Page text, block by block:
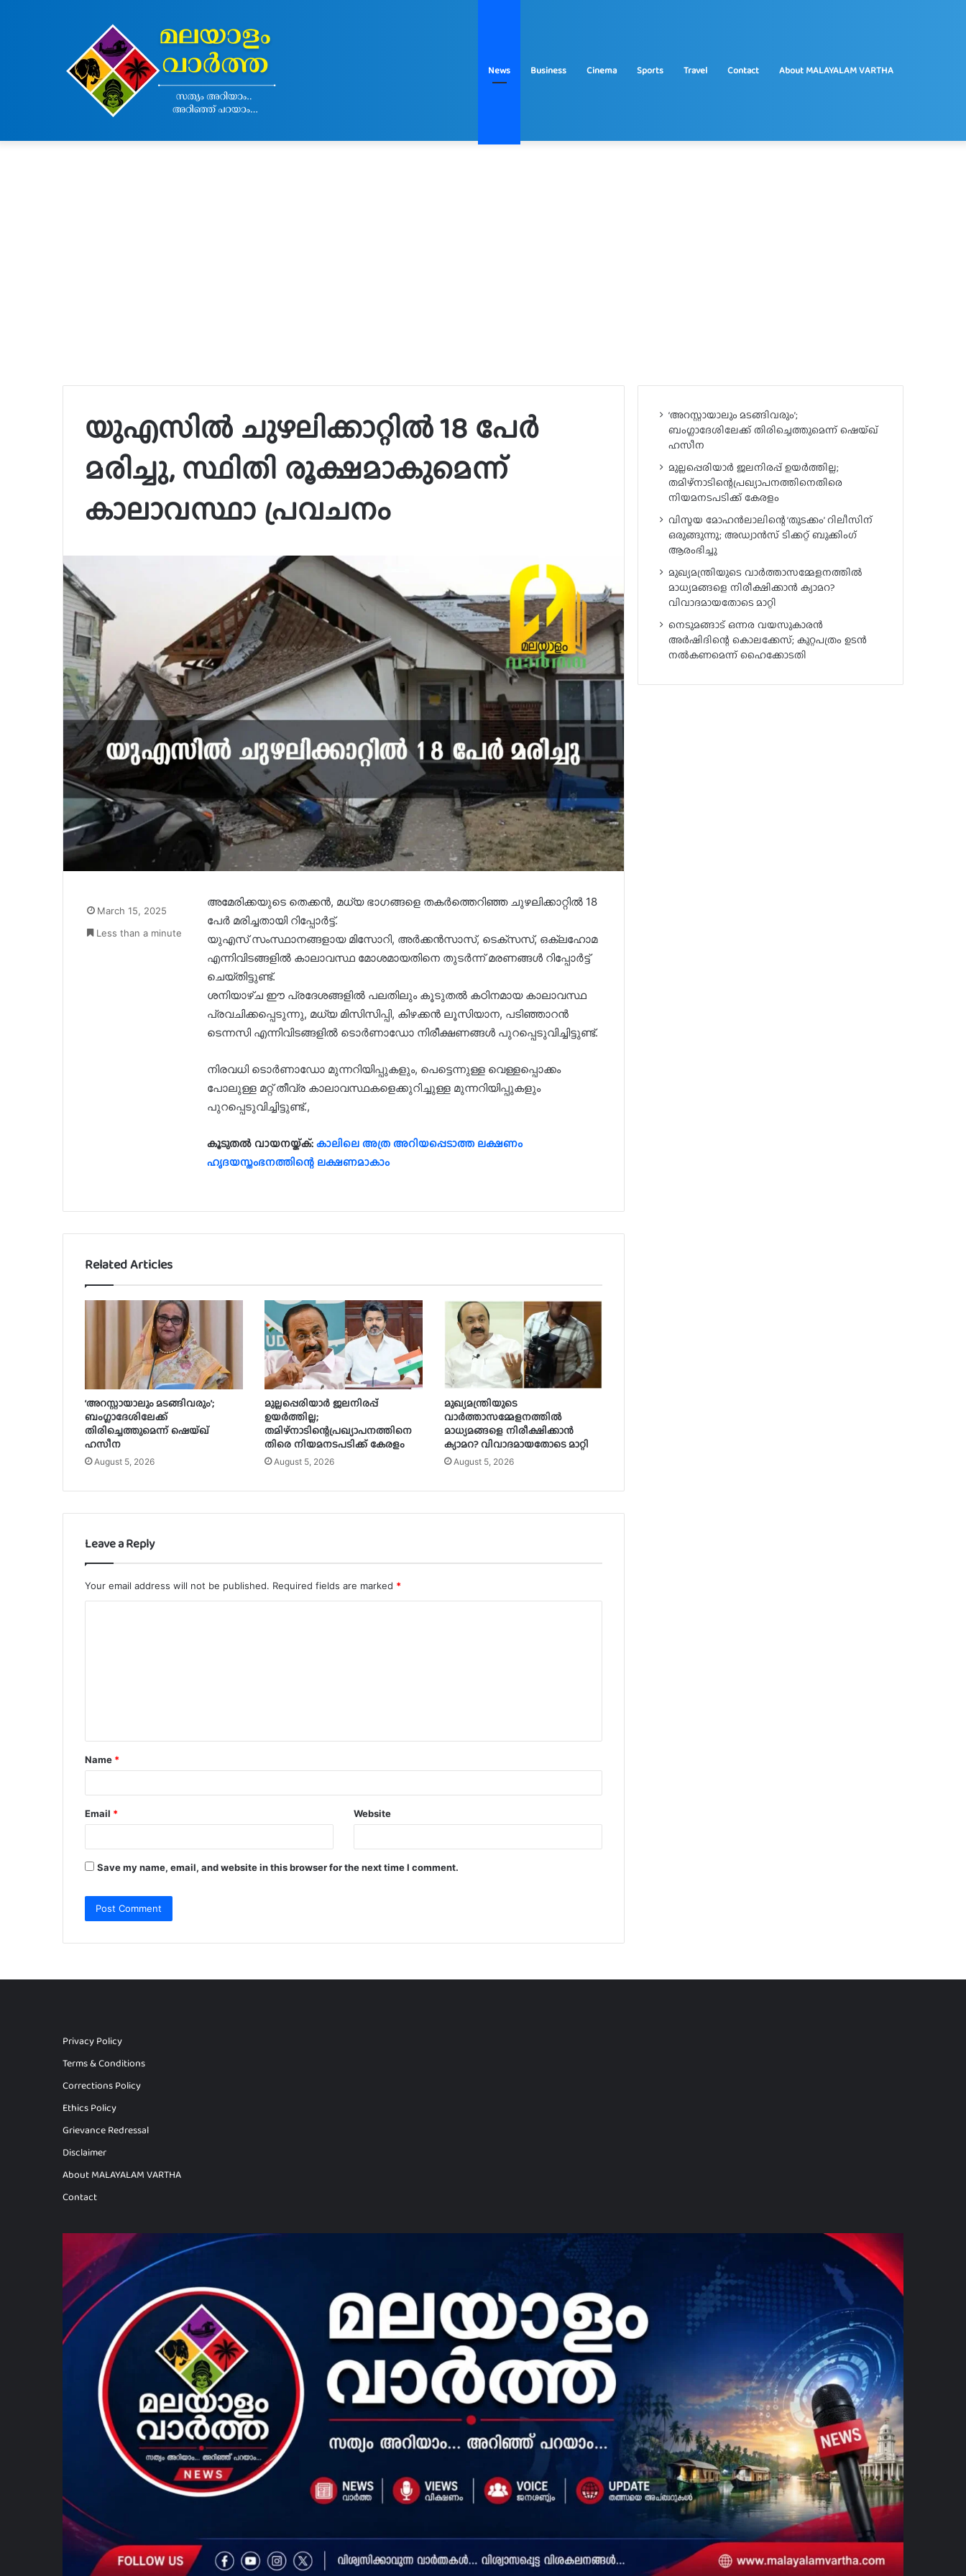
News Business Cinema Sports Travel Contact About MALAYALAM VARTHA
യുഎസില്‍ ചുഴലിക്കാറ്റില്‍ 18 പേര്‍
മരിച്ചു, സ്ഥിതി രൂക്ഷമാകുമെന്ന്
കാലാവസ്ഥാ പ്രവചനം
അമേരിക്കയുടെ തെക്കന്‍, മധ്യ ഭാഗങ്ങളെ തകര്‍ത്തെറിഞ്ഞ ചുഴലിക്കാറ്റില്‍ 18
പേര്‍ മരിച്ചതായി റിപ്പോര്‍ട്ട്.
യുഎസ് സംസ്ഥാനങ്ങളായ മിസോറി, അര്‍ക്കന്‍സാസ്, ടെക്‌സസ്, ഒക്ലഹോമ
എന്നിവിടങ്ങളില്‍ കാലാവസ്ഥ മോശമായതിനെ തുടര്‍ന്ന് മരണങ്ങള്‍ റിപ്പോര്‍ട്ട്
ചെയ്തിട്ടുണ്ട്.
ശനിയാഴ്ച ഈ പ്രദേശങ്ങളില്‍ പലതിലും കൂടുതല്‍ കഠിനമായ കാലാവസ്ഥ
പ്രവചിക്കപ്പെടുന്നു, മധ്യ മിസിസിപ്പി, കിഴക്കന്‍ ലൂസിയാന, പടിഞ്ഞാറന്‍
ടെന്നസി എന്നിവിടങ്ങളില്‍ ടൊര്‍ണാഡോ നിരീക്ഷണങ്ങള്‍ പുറപ്പെടുവിച്ചിട്ടുണ്ട്.
നിരവധി ടൊര്‍ണാഡോ മുന്നറിയിപ്പുകളും, പെട്ടെന്നുള്ള വെള്ളപ്പൊക്കം
പോലുള്ള മറ്റ് തീവ്ര കാലാവസ്ഥകളെക്കുറിച്ചുള്ള മുന്നറിയിപ്പുകളും
പുറപ്പെടുവിച്ചിട്ടുണ്ട്.,
കൂടുതല്‍ വായനയ്ക്ക്:കാലിലെ അത്ര അറിയപ്പെടാത്ത ലക്ഷണം
ഹൃദയസ്തംഭനത്തിന്റെ ലക്ഷണമാകാം
March 15, 2025
Less than a minute
Related Articles
‘അറസ്റ്റായാലും മടങ്ങിവരും’;
ബംഗ്ലാദേശിലേക്ക്
തിരിച്ചെത്തുമെന്ന് ഷെയ്ഖ്
ഹസീന
August 5, 2026
മുല്ലപ്പെരിയാർ ജലനിരപ്പ്
ഉയർത്തില്ല;
തമിഴ്‌നാടിന്റെപ്രഖ്യാപനത്തിനെ
തിരെ നിയമനടപടിക്ക് കേരളം
August 5, 2026
മുഖ്യമന്ത്രിയുടെ
വാർത്താസമ്മേളനത്തിൽ
മാധ്യമങ്ങളെ നിരീക്ഷിക്കാൻ
ക്യാമറ? വിവാദമായതോടെ മാറ്റി
August 5, 2026
Leave a Reply
Your email address will not be published. Required fields are marked *
t
*
Name *
Email * Website
Save my name, email, and website in this browser for the next time I comment.
‘അറസ്റ്റായാലും മടങ്ങിവരും’;
ബംഗ്ലാദേശിലേക്ക് തിരിച്ചെത്തുമെന്ന് ഷെയ്ഖ്
ഹസീന
മുല്ലപ്പെരിയാർ ജലനിരപ്പ് ഉയർത്തില്ല;
തമിഴ്‌നാടിന്റെപ്രഖ്യാപനത്തിനെതിരെ
നിയമനടപടിക്ക് കേരളം
വിസ്മയ മോഹൻലാലിന്റെ ‘തുടക്കം’ റിലീസിന്
ഒരുങ്ങുന്നു; അഡ്വാൻസ് ടിക്കറ്റ് ബുക്കിംഗ്
ആരംഭിച്ചു
മുഖ്യമന്ത്രിയുടെ വാർത്താസമ്മേളനത്തിൽ
മാധ്യമങ്ങളെ നിരീക്ഷിക്കാൻ ക്യാമറ?
വിവാദമായതോടെ മാറ്റി
നെടുമങ്ങാട് ഒന്നര വയസുകാരൻ
അർഷിദിന്റെ കൊലക്കേസ്; കുറ്റപത്രം ഉടൻ
നൽകണമെന്ന് ഹൈക്കോടതി
Privacy Policy
Terms & Conditions
Corrections Policy
Ethics Policy
Grievance Redressal
Disclaimer
About MALAYALAM VARTHA
Contact